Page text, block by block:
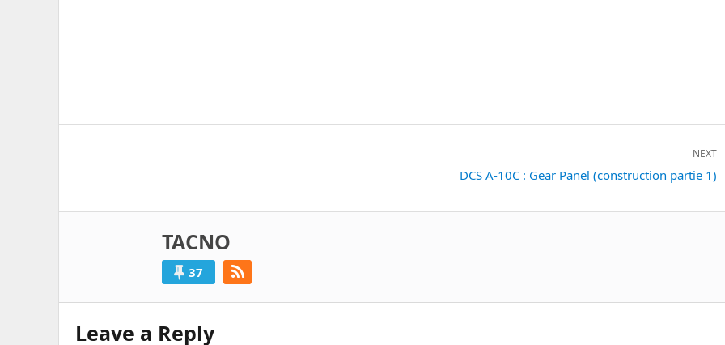
NEXT
DCS A-10C : Gear Panel (construction partie 1)
TACNO
37
Leave a Reply